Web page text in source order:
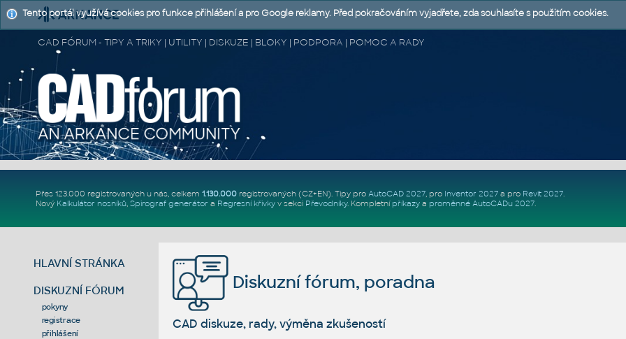
CAD FÓRUM - TIPY A TRIKY | UTILITY | DISKUZE | BLOKY | PODPORA | POMOC A RADY
Přes 123.000 registrovaných u nás, celkem 1.130.000registrovaných (CZ+EN). Tipy pro AutoCAD 2027, pro Inventor 2027a pro Revit 2027.
Nový Kalkulátor nosníků, Spirograf generátor a Regresní křivkyv sekci Převodníky. Kompletní příkazya proměnné AutoCADu 2027.
HLAVNÍ STRÁNKA
DISKUZNÍ FÓRUM
pokyny
registrace
přihlášení
Diskuzní fórum, poradna
CAD diskuze, rady, výměna zkušeností
Tento portál využívá cookies pro funkce přihlášení a pro Google reklamy. Před pokračováním vyjadřete, zda souhlasíte s použitím cookies.